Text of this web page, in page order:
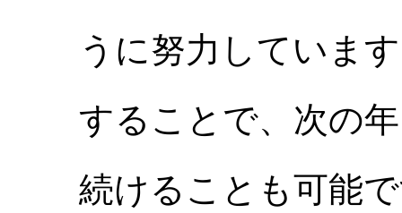
うに努力していま
することで、次の
続けることも可能